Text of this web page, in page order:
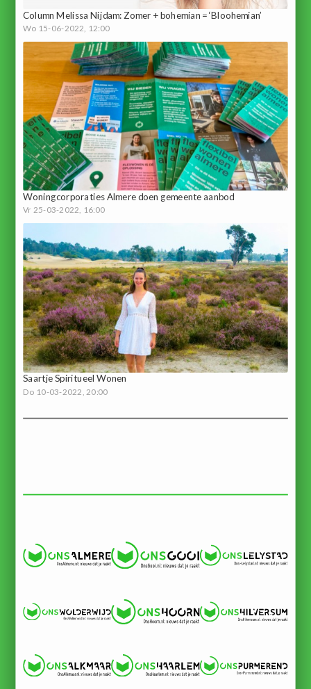
Column Melissa Nijdam: Zomer + bohemian = ‘Bloohemian’
Wo 15-06-2022, 12:00
Woningcorporaties Almere doen gemeente aanbod
Vr 25-03-2022, 16:00
Saartje Spiritueel Wonen
Do 10-03-2022, 20:00